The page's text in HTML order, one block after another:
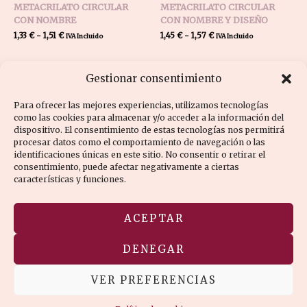
Gestionar consentimiento
Para ofrecer las mejores experiencias, utilizamos tecnologías
como las cookies para almacenar y/o acceder a la información del
dispositivo. El consentimiento de estas tecnologías nos permitirá
procesar datos como el comportamiento de navegación o las
identificaciones únicas en este sitio. No consentir o retirar el
consentimiento, puede afectar negativamente a ciertas
características y funciones.
ACEPTAR
DENEGAR
VER PREFERENCIAS
METACRILATO CIRCULAR
CON NOMBRE
1,33 € - 1,51 € IVA Incluido
METACRILATO CIRCULAR
CON NOMBRE Y DISEÑO
1,45 € - 1,57 € IVA Incluido
Política de cookies (UE)
Aviso legal
Política de privacidad
Términos y condiciones
Categorías y archivo
Mi cuenta